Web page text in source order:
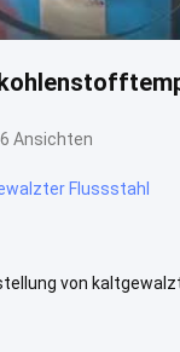
Ansichten
Flussstahl
von